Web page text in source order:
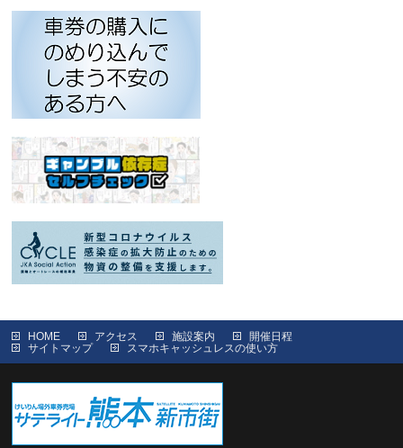
HOME アクセス 施設案内
開催日程
サイトマップ
スマホキャッシュレスの使い方